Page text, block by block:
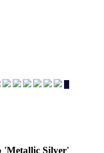
'Metallic Silver'